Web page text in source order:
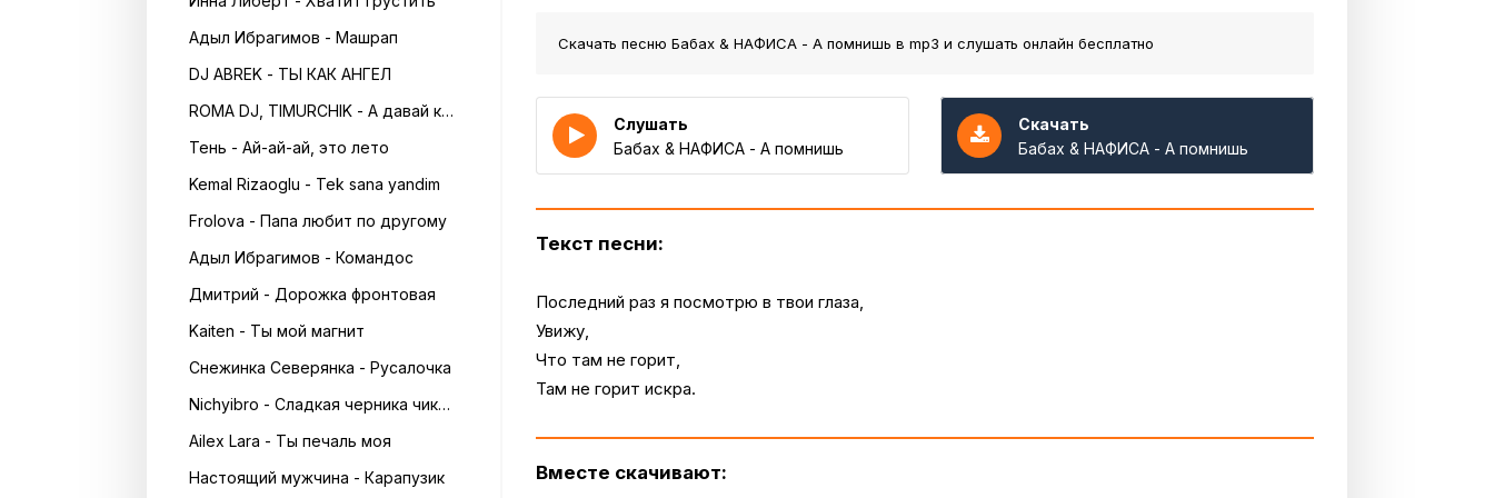
Адыл Ибрагимов - Машрап
DJ ABREK - ТЫ КАК АНГЕЛ
ROMA DJ, TIMURCHIK - А давай кружитись в танці
Тень - Ай-ай-ай, это лето
Kemal Rizaoglu - Tek sana yandim
Frolova - Папа любит по другому
Адыл Ибрагимов - Командос
Дмитрий - Дорожка фронтовая
Kaiten - Ты мой магнит
Снежинка Северянка - Русалочка
Nichyibro - Сладкая черника чика чика
Ailex Lara - Ты печаль моя
Настоящий мужчина - Карапузик
Скачать песню Бабах & НАФИСА - А помнишь в mp3 и слушать онлайн бесплатно
Слушать
Бабах & НАФИСА - А помнишь
Скачать
Бабах & НАФИСА - А помнишь
Текст песни:
Последний раз я посмотрю в твои глаза,
Увижу,
Что там не горит,
Там не горит искра.
Вместе скачивают: